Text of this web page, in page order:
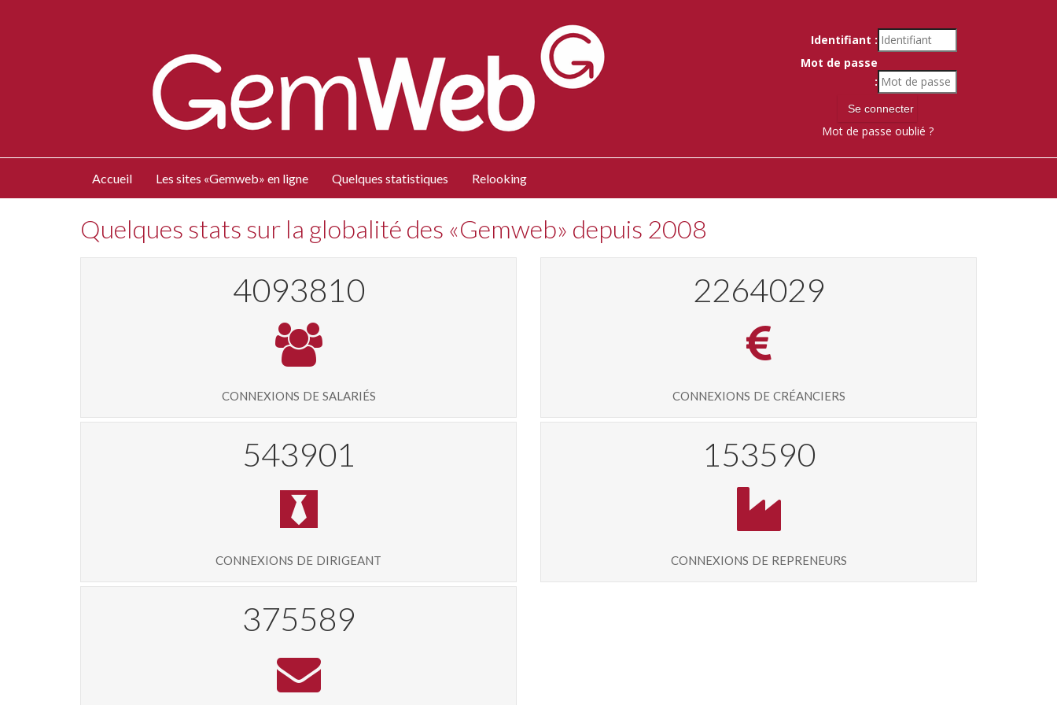
Identifiant :
Mot de passe
:
Mot de passe oublié ?
Accueil Les sites «Gemweb» en ligne Quelques statistiques Relooking
Quelques stats sur la globalité des «Gemweb» depuis 2008
4377161
connexions de salariés
2420734
connexions de créanciers
581547
connexions de dirigeant
164221
connexions de repreneurs
401585